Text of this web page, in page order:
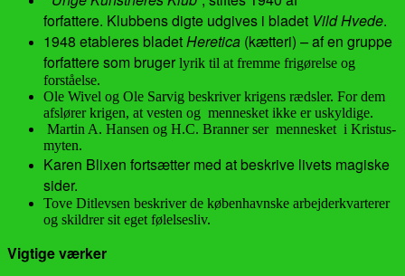
forfattere. Klubbens digte udgives i bladet Vild Hvede.
1948 etableres bladetHeretica (kætteri) –af en gruppe
forfattere som brugerlyrik til at fremme frigørelse og
forståelse.
Ole Wivel og Ole Sarvig beskriver krigens rædsler. For dem
afslører krigen, at vesten og mennesket ikke er uskyldige.
Martin A. Hansen og H.C. Branner ser mennesket i Kristus-
myten.
Karen Blixen fortsætter med at beskrive livets magiske
sider.
Tove Ditlevsen beskriver de københavnske arbejderkvarterer
og skildrer sit eget følelsesliv.
Vigtige værker